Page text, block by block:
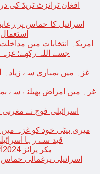
اسرائیل کا حماس پر
امریکہ انتخابات میں
غزہ میں بمباری سے
غزہ میں امراض پھیلنے سے
اسرائیلی فوج نے مغربی
میری بیٹی خود کو غزہ
قید سے رہا
بکر پرائز 2024آئرش مصنف پال لنچ نے جیت لیا
اسرائیلی یرغمالی